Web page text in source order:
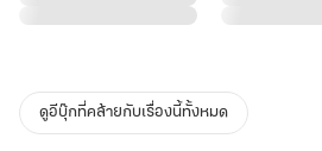
ดูอีบุ๊กที่คล้ายกับเรื่องนี้ทั้งหมด